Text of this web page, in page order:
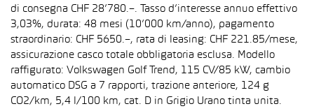
di consegna CHF 28’780.–. Tasso d’interesse annuo effettivo
3,03%, durata: 48 mesi (10’000 km/anno), pagamento
straordinario: CHF 5650.–, rata di leasing: CHF 221.85/mese,
assicurazione casco totale obbligatoria esclusa. Modello
raffigurato: Volkswagen Golf Trend, 115 CV/85 kW, cambio
automatico DSG a 7 rapporti, trazione anteriore, 124 g
CO2/km, 5,4 l/100 km, cat. D in Grigio Urano tinta unita.